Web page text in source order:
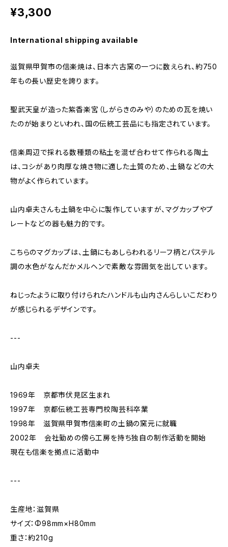
¥3,300
International shipping available
滋賀県甲賀市の信楽焼は、日本六古窯の一つに数えられ、約750
年もの長い歴史を誇ります。
聖武天皇が造った紫香楽宮（しがらきのみや）のための瓦を焼い
たのが始まりといわれ、国の伝統工芸品にも指定されています。
信楽周辺で採れる数種類の粘土を混ぜ合わせて作られる陶土
は、コシがあり肉厚な焼き物に適した土質のため、土鍋などの大
物がよく作られています。
山内卓夫さんも土鍋を中心に製作していますが、マグカップやプ
レートなどの器も魅力的です。
こちらのマグカップは、土鍋にもあしらわれるリーフ柄とパステル
調の水色がなんだかメルヘンで素敵な雰囲気を出しています。
ねじったように取り付けられたハンドルも山内さんらしいこだわり
が感じられるデザインです。
---
山内卓夫
1969年 京都市伏見区生まれ
1997年 京都伝統工芸専門校陶芸科卒業
1998年 滋賀県甲賀市信楽町の土鍋の窯元に就職
2002年 会社勤めの傍ら工房を持ち独自の制作活動を開始
現在も信楽を拠点に活動中
---
生産地：滋賀県
サイズ：Φ98mm×H80mm
重さ：約210g